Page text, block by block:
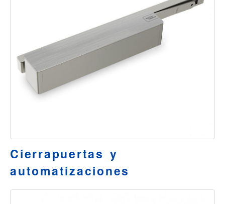
Cierrapuertas y
automatizaciones